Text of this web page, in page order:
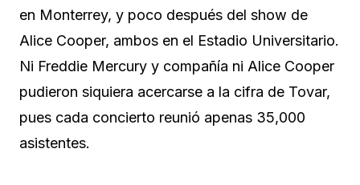
en Monterrey, y poco después del show de
Alice Cooper, ambos en el Estadio Universitario.
Ni Freddie Mercury y compañía ni Alice Cooper
pudieron siquiera acercarse a la cifra de Tovar,
pues cada concierto reunió apenas 35,000
asistentes.